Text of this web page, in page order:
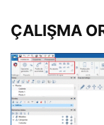
ÇALIŞMA